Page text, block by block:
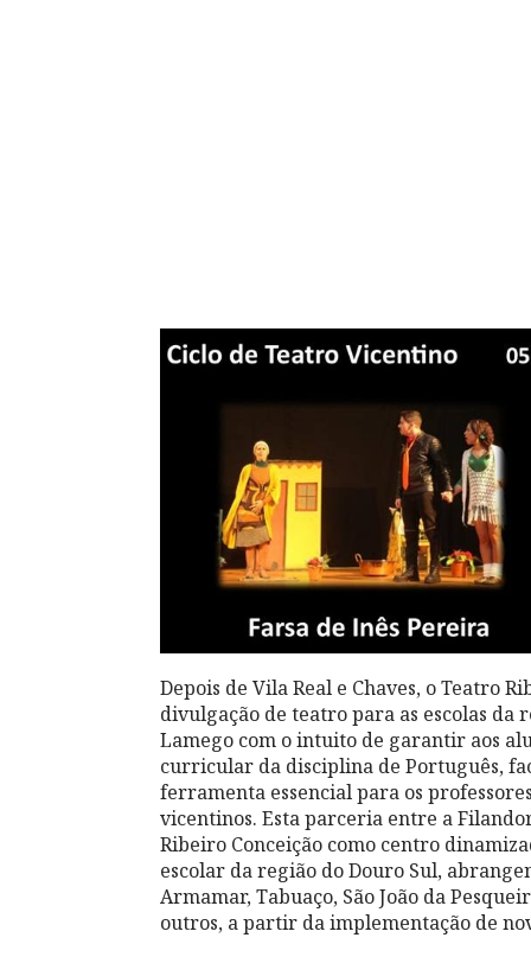
Depois de Vila Real e Chaves, o Teatro
divulgação de teatro para as escolas
Lamego com o intuito de garantir aos
curricular da disciplina de Português,
ferramenta essencial para os
vicentinos. Esta parceria entre a
Ribeiro Conceição como centro
escolar da região do Douro Sul,
Armamar, Tabuaço, São João da
outros, a partir da implementação de